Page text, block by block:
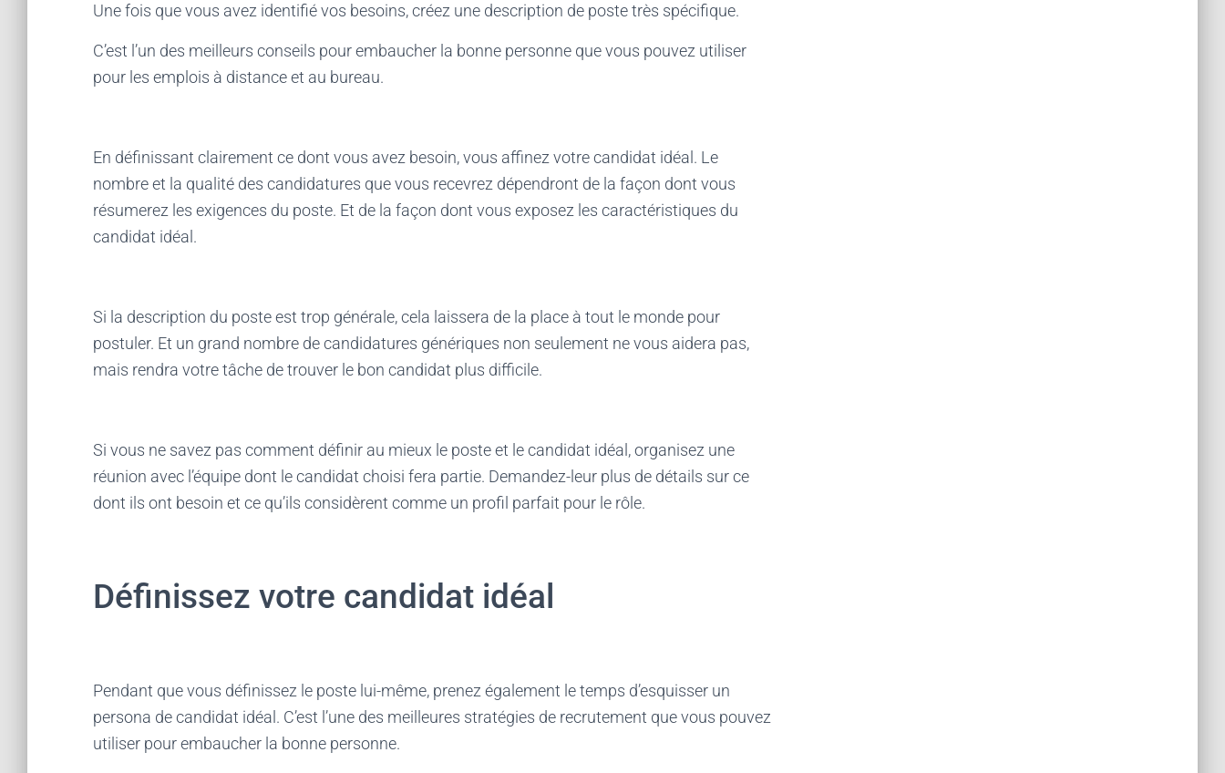
Une fois que vous avez identifié vos besoins, créez une description de poste très spécifique.
C’est l’un des meilleurs conseils pour embaucher la bonne personne que vous pouvez utiliser
pour les emplois à distance et au bureau.
En définissant clairement ce dont vous avez besoin, vous affinez votre candidat idéal. Le
nombre et la qualité des candidatures que vous recevrez dépendront de la façon dont vous
résumerez les exigences du poste. Et de la façon dont vous exposez les caractéristiques du
candidat idéal.
Si la description du poste est trop générale, cela laissera de la place à tout le monde pour
postuler. Et un grand nombre de candidatures génériques non seulement ne vous aidera pas,
mais rendra votre tâche de trouver le bon candidat plus difficile.
Si vous ne savez pas comment définir au mieux le poste et le candidat idéal, organisez une
réunion avec l’équipe dont le candidat choisi fera partie. Demandez-leur plus de détails sur ce
dont ils ont besoin et ce qu’ils considèrent comme un profil parfait pour le rôle.
Définissez votre candidat idéal
Pendant que vous définissez le poste lui-même, prenez également le temps d’esquisser un
persona de candidat idéal. C’est l’une des meilleures stratégies de recrutement que vous pouvez
utiliser pour embaucher la bonne personne.